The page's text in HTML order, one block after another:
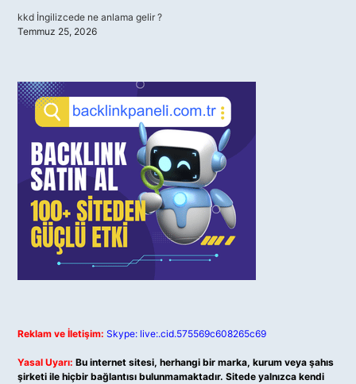
kkd İngilizcede ne anlama gelir ?
Temmuz 25, 2026
Reklam ve İletişim: Skype: live:.cid.575569c608265c69
Yasal Uyarı: Bu internet sitesi, herhangi bir marka, kurum veya şahıs
şirketi ile hiçbir bağlantısı bulunmamaktadır. Sitede yalnızca kendi